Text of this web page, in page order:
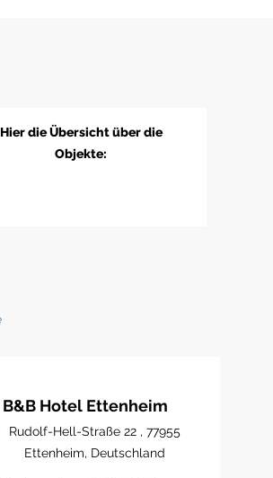
Hier die Übersicht über die
Objekte:
B&B Hotel Ettenheim
Rudolf-Hell-Straße 22 , 77955
Ettenheim, Deutschland